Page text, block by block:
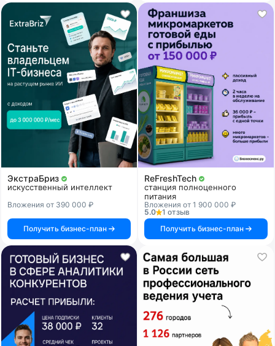
ЭкстраБриз
искусственный интеллект
Вложения от 390 000 ₽
Получить бизнес-план
ReFreshTech
станция полноценного
питания
Вложения от 1 900 000 ₽
5.0
1 отзыв
Получить бизнес-план